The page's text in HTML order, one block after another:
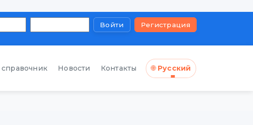
Войти Регистрация
Новости Контакты 🌐 Русский